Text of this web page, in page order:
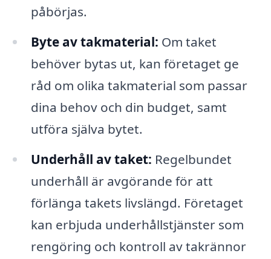
påbörjas.
Byte av takmaterial: Om taket
behöver bytas ut, kan företaget ge
råd om olika takmaterial som passar
dina behov och din budget, samt
utföra själva bytet.
Underhåll av taket: Regelbundet
underhåll är avgörande för att
förlänga takets livslängd. Företaget
kan erbjuda underhållstjänster som
rengöring och kontroll av takrännor